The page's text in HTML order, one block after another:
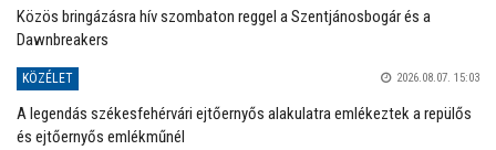
Közös bringázásra hív szombaton reggel a Szentjánosbogár és a
Dawnbreakers
KÖZÉLET 2026.08.07. 15:03
A legendás székesfehérvári ejtőernyős alakulatra emlékeztek a repülős
és ejtőernyős emlékműnél